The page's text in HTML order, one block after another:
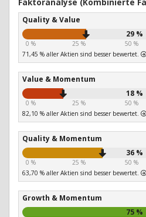
Faktoranalyse (Kombinierte
Quality & Value
29 %
0 % 25 % 50 %
71,45 % aller Aktien sind besser bewertet.
Value & Momentum
18 %
0 % 25 % 50 %
82,10 % aller Aktien sind besser bewertet.
Quality & Momentum
36 %
0 % 25 % 50 %
63,70 % aller Aktien sind besser bewertet.
Growth & Momentum
75 %